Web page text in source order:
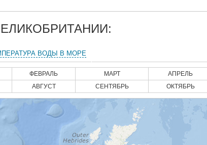
ВОДЫ В МОРЕ
ФЕВРАЛЬ МАРТ АПРЕЛЬ
АВГУСТ СЕНТЯБРЬ ОКТЯБРЬ